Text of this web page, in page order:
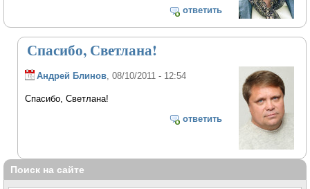
ответить
Спасибо, Светлана!
Андрей Блинов, 08/10/2011 - 12:54
Спасибо, Светлана!
ответить
Поиск на сайте